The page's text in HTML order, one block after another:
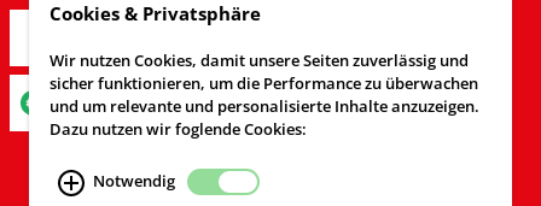
Cookies & Privatsphäre
Wir nutzen Cookies, damit unsere Seiten zuverlässig und
sicher funktionieren, um die Performance zu überwachen
und um relevante und personalisierte Inhalte anzuzeigen.
Dazu nutzen wir foglende Cookies:
Notwendig